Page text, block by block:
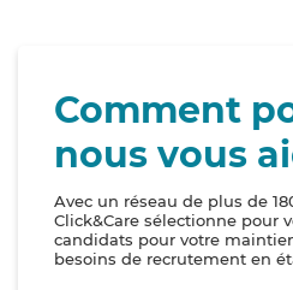
Comment
nous vous
Avec un réseau de plus de
Click&Care sélectionne pour
candidats pour votre
besoins de recrutement en